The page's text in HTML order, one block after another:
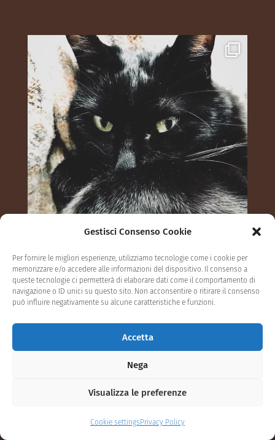
Gestisci Consenso Cookie
Per fornire le migliori esperienze, utilizziamo tecnologie come i cookie per
memorizzare e/o accedere alle informazioni del dispositivo. Il consenso a
queste tecnologie ci permetterà di elaborare dati come il comportamento di
navigazione o ID unici su questo sito. Non acconsentire o ritirare il consenso
può influire negativamente su alcune caratteristiche e funzioni.
Accetta
Nega
Visualizza le preferenze
Cookie settings Privacy Policy